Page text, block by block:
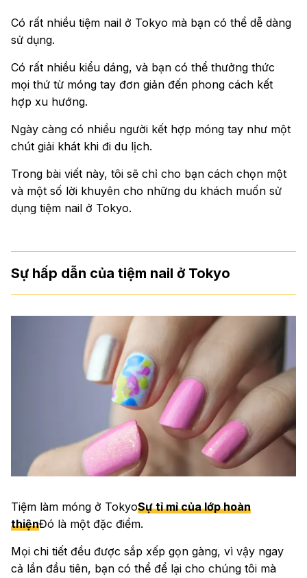
Có rất nhiều tiệm nail ở Tokyo mà bạn có thể dễ dàng
sử dụng.
Có rất nhiều kiểu dáng, và bạn có thể thưởng thức
mọi thứ từ móng tay đơn giản đến phong cách kết
hợp xu hướng.
Ngày càng có nhiều người kết hợp móng tay như một
chút giải khát khi đi du lịch.
Trong bài viết này, tôi sẽ chỉ cho bạn cách chọn một
và một số lời khuyên cho những du khách muốn sử
dụng tiệm nail ở Tokyo.
Sự hấp dẫn của tiệm nail ở Tokyo
Tiệm làm móng ở TokyoSự tỉ mỉ của lớp hoàn
thiệnĐó là một đặc điểm.
Mọi chi tiết đều được sắp xếp gọn gàng, vì vậy ngay
cả lần đầu tiên, bạn có thể để lại cho chúng tôi mà